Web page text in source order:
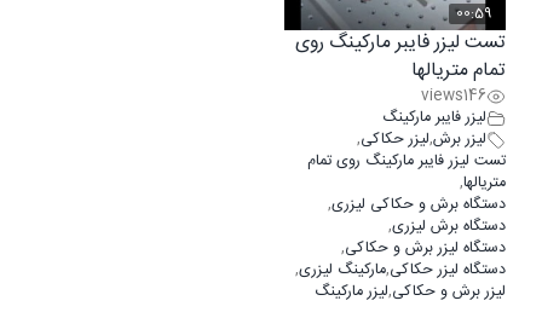
00:59
تست لیزر فایبر مارکینگ روی
تمام متریالها
146
views
لیزر فایبر مارکینگ
لیزر برش,لیزر حکاکی,
تست لیزر فایبر مارکینگ روی تمام
متریالها,
دستگاه برش و حکاکی لیزری,
دستگاه برش لیزری,
دستگاه لیزر برش و حکاکی,
دستگاه لیزر حکاکی,مارکینگ لیزری,
لیزر برش و حکاکی,لیزر مارکینگ